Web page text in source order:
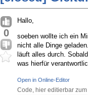
0
Hallo,
soeben wollte ich ein
nicht alle Dinge
läuft alles durch.
was hierfür
Open in Online-Editor
Code, hier editierbar